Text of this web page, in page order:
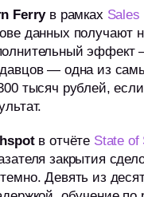
Ferryв рамках Sales
данных получают
эффект
— одна из
тысяч рублей,
в отчёте State of
закрытия
Девять из